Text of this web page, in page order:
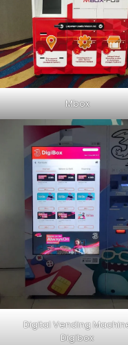
Mbox
Digital Vending
Digibox